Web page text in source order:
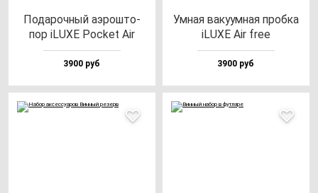
Пода­роч­ный аэрош­то­
пор iLUXE Poc­ket Air
3900 руб
Умная ва­ку­ум­ная проб­ка
iLUXE Air free
3900 руб